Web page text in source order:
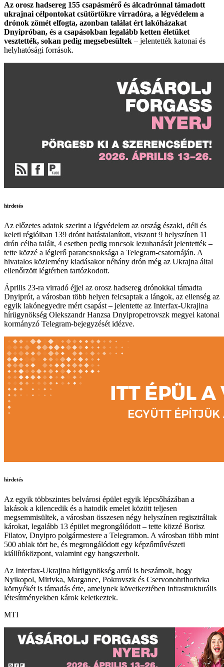
Az orosz hadsereg 155 csapásmérő és álcadrónnal támadott
ukrajnai célpontokat csütörtökre virradóra, a légvédelem a
drónok zömét elfogta, azonban találat ért lakóházakat
Dnyipróban, és a csapásokban legalább ketten életüket
vesztették, sokan pedig megsebesültek – jelentették katonai és
helyhatósági források.
hirdetés
Az előzetes adatok szerint a légvédelem az ország északi, déli és
keleti régióiban 139 drónt hatástalanított, viszont 9 helyszínen 11
drón célba talált, 4 esetben pedig roncsok lezuhanását jelentették –
tette közzé a légierő parancsnoksága a Telegram-csatornáján. A
hivatalos közlemény kiadásakor néhány drón még az Ukrajna által
ellenőrzött légtérben tartózkodott.
Április 23-ra virradó éjjel az orosz hadsereg drónokkal támadta
Dnyiprót, a városban több helyen felcsaptak a lángok, az ellenség az
egyik lakónegyedre mért csapást – jelentette az Interfax-Ukrajina
hírügynökség Olekszandr Hanzsa Dnyipropetrovszk megyei katonai
kormányzó Telegram-bejegyzését idézve.
hirdetés
Az egyik többszintes belvárosi épület egyik lépcsőházában a
lakások a kilencedik és a hatodik emelet között teljesen
megsemmisültek, a városban összesen négy helyszínen regisztráltak
károkat, legalább 13 épület megrongálódott – tette közzé Borisz
Filatov, Dnyipro polgármestere a Telegramon. A városban több mint
500 ablak tört be, és megrongálódott egy képzőművészeti
kiállítóközpont, valamint egy hangszerbolt.
Az Interfax-Ukrajina hírügynökség arról is beszámolt, hogy
Nyikopol, Mirivka, Marganec, Pokrovszk és Cservonohrihorivka
környékét is támadás érte, amelynek következtében infrastrukturális
létesítményekben károk keletkeztek.
MTI